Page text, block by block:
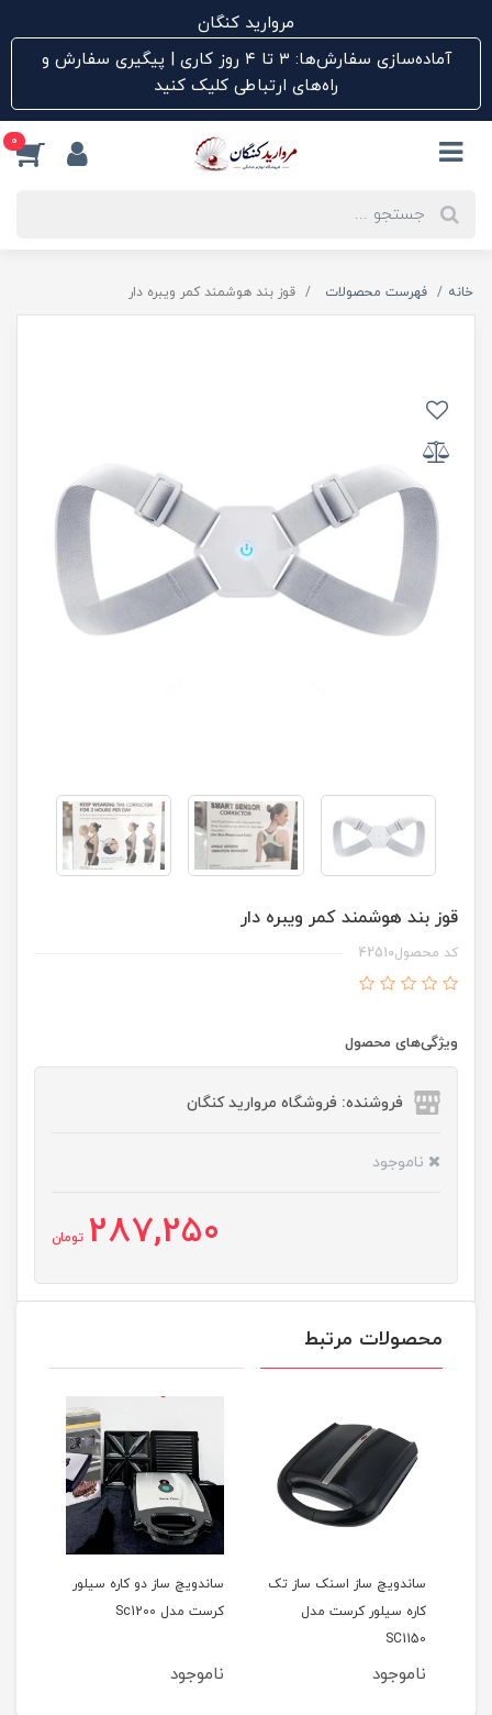
مروارید کنگان
آماده‌سازی سفارش‌ها: ۳ تا ۴ روز کاری | پیگیری سفارش و
راه‌های ارتباطی کلیک کنید
0
خانه فهرست محصولات قوز بند هوشمند کمر ویبره دار
قوز بند هوشمند کمر ویبره دار
کد محصول42510
ویژگی‌های محصول
فروشنده: فروشگاه مروارید کنگان
ناموجود
287,250 تومان
محصولات مرتبط
ساندویچ ساز اسنک ساز تک
کاره سیلور کرست مدل
SC1150
ناموجود
ساندویچ ساز دو کاره سیلور
کرست مدل Sc1200
ناموجود